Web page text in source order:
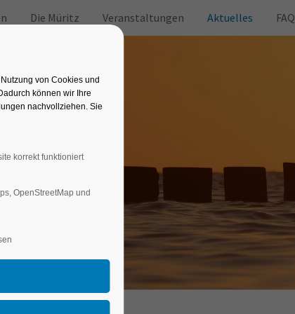
Die Müritz Veranstaltungen Aktuelles FAQ
von Cookies und
können wir Ihre
nachvollziehen. Sie
korrekt funktioniert
OpenStreetMap und